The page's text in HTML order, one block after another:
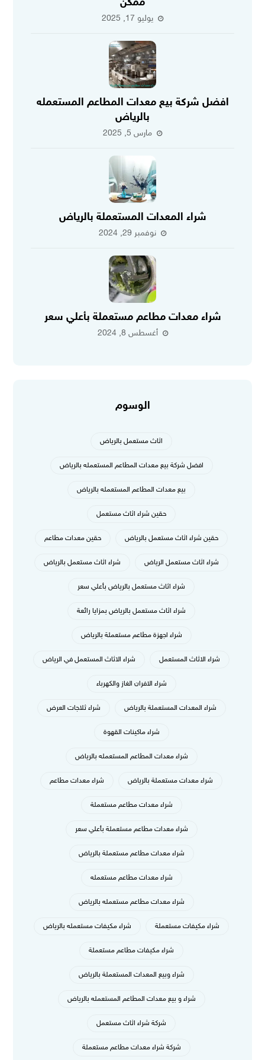
ممكن
يوليو 17, 2025
افضل شركة بيع معدات المطاعم المستعمله
بالرياض
مارس 5, 2025
شراء المعدات المستعملة بالرياض
نوفمبر 29, 2024
شراء معدات مطاعم مستعملة بأعلي سعر
أغسطس 8, 2024
الوسوم
اثاث مستعمل بالرياض
افضل شركة بيع معدات المطاعم المستعمله بالرياض
بيع معدات المطاعم المستعمله بالرياض
حقين شراء اثاث مستعمل
حقين شراء اثاث مستعمل بالرياض حقين معدات مطاعم
شراء اثاث مستعمل الرياض شراء اثاث مستعمل بالرياض
شراء اثاث مستعمل بالرياض بأعلي سعر
شراء اثاث مستعمل بالرياض بمزايا رائعة
شراء اجهزة مطاعم مستعملة بالرياض
شراء الاثاث المستعمل شراء الاثاث المستعمل في الرياض
شراء الافران الغاز والكهرباء
شراء المعدات المستعملة بالرياض شراء ثلاجات العرض
شراء ماكينات القهوة
شراء معدات المطاعم المستعمله بالرياض
شراء معدات مستعملة بالرياض شراء معدات مطاعم
شراء معدات مطاعم مستعملة
شراء معدات مطاعم مستعملة بأعلي سعر
شراء معدات مطاعم مستعملة بالرياض
شراء معدات مطاعم مستعمله
شراء معدات مطاعم مستعمله بالرياض
شراء مكيفات مستعملة شراء مكيفات مستعمله بالرياض
شراء مكيفات مطاعم مستعملة
شراء وبيع المعدات المستعملة بالرياض
شراء و بيع معدات المطاعم المستعمله بالرياض
شركة شراء اثاث مستعمل
شركة شراء معدات مطاعم مستعملة